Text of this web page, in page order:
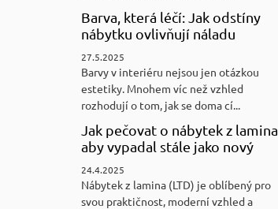
Barva, která léčí: Jak odstíny
nábytku ovlivňují náladu
27.5.2025
Barvy v interiéru nejsou jen otázkou
estetiky. Mnohem víc než vzhled
rozhodují o tom, jak se doma cí...
Jak pečovat o nábytek z lamina,
aby vypadal stále jako nový
24.4.2025
Nábytek z lamina (LTD) je oblíbený pro
svou praktičnost, moderní vzhled a